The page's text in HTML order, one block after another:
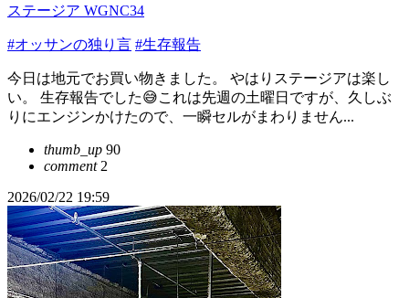
ステージア WGNC34
#オッサンの独り言 #生存報告
今日は地元でお買い物きました。 やはりステージアは楽し
い。 生存報告でした😅これは先週の土曜日ですが、久しぶ
りにエンジンかけたので、一瞬セルがまわりません...
thumb_up 90
comment2
2026/02/22 19:59